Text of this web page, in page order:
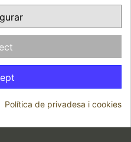
FacebookYouTubePinterest
Política de privadesa i cookies